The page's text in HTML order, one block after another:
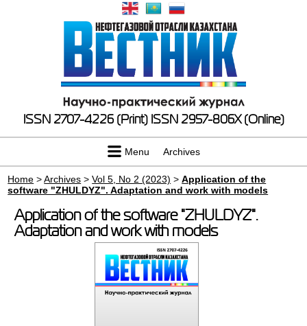
ISSN 2707-4226 (Print) ISSN 2957-806X (Online)
Menu Archives
Home >Archives >Vol 5, No 2 (2023) >Application of the
software "ZHULDYZ". Adaptation and work with models
Application of the software "ZHULDYZ".
Adaptation and work with models